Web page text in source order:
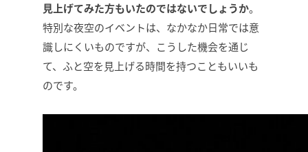
見上げてみた方もいたのではないでしょうか。
特別な夜空のイベントは、なかなか日常では意
識しにくいものですが、こうした機会を通じ
て、ふと空を見上げる時間を持つこともいいも
のです。